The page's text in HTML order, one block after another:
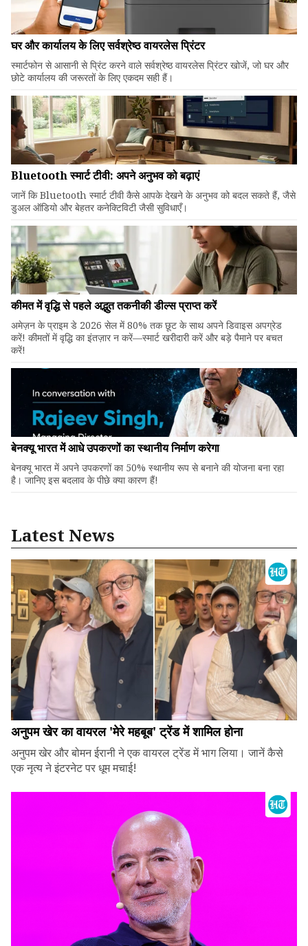
घर और कार्यालय के लिए सर्वश्रेष्ठ वायरलेस प्रिंटर
स्मार्टफोन से आसानी से प्रिंट करने वाले सर्वश्रेष्ठ वायरलेस प्रिंटर खोजें, जो घर और
छोटे कार्यालय की जरूरतों के लिए एकदम सही हैं।
Bluetooth स्मार्ट टीवी: अपने अनुभव को बढ़ाएं
जानें कि Bluetooth स्मार्ट टीवी कैसे आपके देखने के अनुभव को बदल सकते हैं, जैसे
डुअल ऑडियो और बेहतर कनेक्टिविटी जैसी सुविधाएँ।
कीमत में वृद्धि से पहले अद्भुत तकनीकी डील्स प्राप्त करें
अमेज़न के प्राइम डे 2026 सेल में 80% तक छूट के साथ अपने डिवाइस अपग्रेड
करें! कीमतों में वृद्धि का इंतज़ार न करें—स्मार्ट खरीदारी करें और बड़े पैमाने पर बचत
करें!
बेनक्यू भारत में आधे उपकरणों का स्थानीय निर्माण करेगा
बेनक्यू भारत में अपने उपकरणों का 50% स्थानीय रूप से बनाने की योजना बना रहा
है। जानिए इस बदलाव के पीछे क्या कारण हैं!
Latest News
अनुपम खेर का वायरल 'मेरे महबूब' ट्रेंड में शामिल होना
अनुपम खेर और बोमन ईरानी ने एक वायरल ट्रेंड में भाग लिया। जानें कैसे
एक नृत्य ने इंटरनेट पर धूम मचाई!